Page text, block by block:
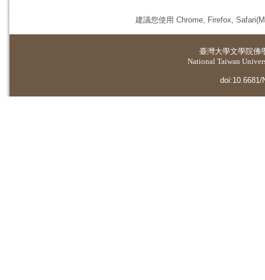
建議您使用 Chrome, Firefox,
臺灣大學文學院佛
National Taiwan
doi:10.6681/